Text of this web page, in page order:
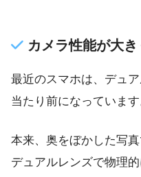
カメラ性能が大
最近のスマホは、デュ
当たり前になっています
本来、奥をぼかした写
デュアルレンズで物理